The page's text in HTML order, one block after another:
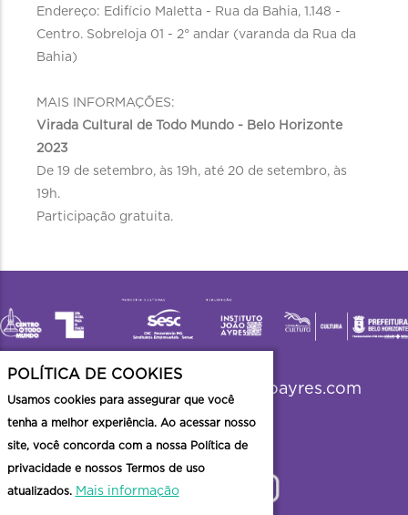
Endereço: Edifício Maletta - Rua da Bahia, 1.148 -
Centro. Sobreloja 01 - 2° andar (varanda da Rua da
Bahia)
MAIS INFORMAÇÕES:
Virada Cultural de Todo Mundo - Belo Horizonte
2023
De 19 de setembro, às 19h, até 20 de setembro, às
19h.
Participação gratuita.
viradabh2023@institutojoaoayres.com
POLÍTICA DE COOKIES
Usamos cookies para assegurar que você
tenha a melhor experiência. Ao acessar nosso
site, você concorda com a nossa Política de
privacidade e nossos Termos de uso
atualizados. Mais informação